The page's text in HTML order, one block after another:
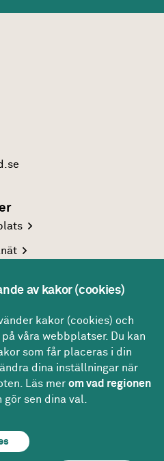
kakor
av kakor (cookies)
kakor (cookies) och
våra webbplatser. Du kan
som får placeras i din
dina inställningar när
Läs merom vad regionen
gör sen dina val.